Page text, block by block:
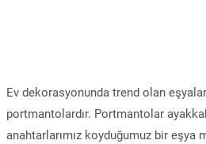
Ev dekorasyonunda trend olan
portmantolardır. Portmantolar
anahtarlarımız koyduğumuz bir eşya